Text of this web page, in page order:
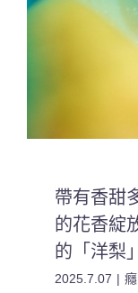
帶有香甜
的花香綻
的「洋梨
2025.7.07 |